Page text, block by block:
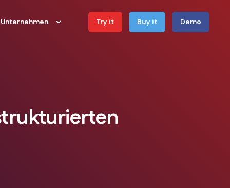
Unternehmen Try it Buy it Demo